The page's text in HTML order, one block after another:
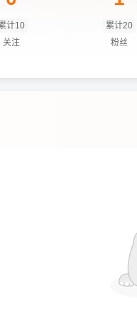
计10
关注
累计20
粉丝